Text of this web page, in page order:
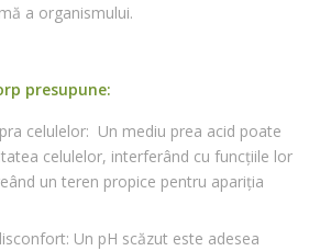
a organismului.
presupune:
celulelor: Un mediu prea acid poate
celulelor, interferând cu funcțiile lor
un teren propice pentru apariția
Un pH scăzut este adesea